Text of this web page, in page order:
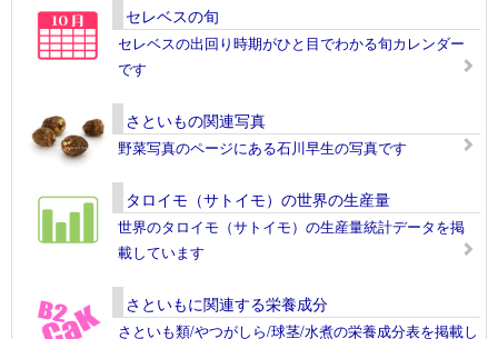
セレベスの旬
セレベスの出回り時期がひと目でわかる旬カレンダー
です
さといもの関連写真
野菜写真のページにある石川早生の写真です
タロイモ（サトイモ）の世界の生産量
世界のタロイモ（サトイモ）の生産量統計データを掲
載しています
さといもに関連する栄養成分
さといも類/やつがしら/球茎/水煮の栄養成分表を掲載し